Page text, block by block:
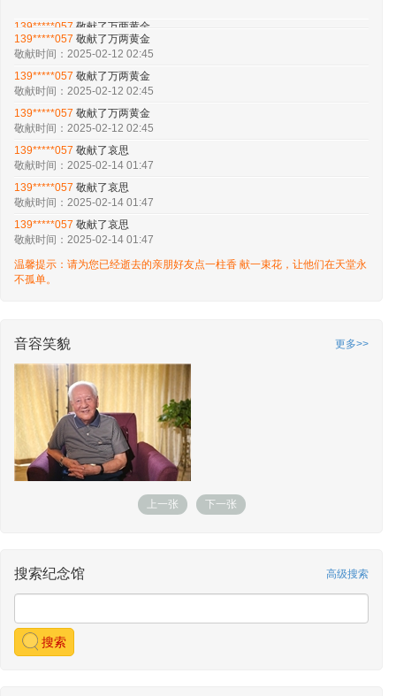
139*****057 敬献了万两黄金
敬献时间：2025-02-12 02:45
敬献时间：2025-02-12 02:45
敬献时间：2025-02-12 02:45
敬献时间：2025-02-12 02:45
敬献时间：2025-02-14 01:47
敬献时间：2025-02-14 01:47
敬献时间：2025-02-14 01:47
139*****057
敬献时间：2025-02-14 01:47
139*****057敬献了哀思
敬献时间：2025-02-14 01:47
139*****057敬献了哀思
敬献时间：2025-02-14 01:47
139*****057敬献了哀思
敬献时间：2025-02-14 01:47
139*****057敬献了哀思
敬献时间：2025-02-12 02:45
139*****057敬献了万两黄金
敬献时间：2025-02-12 02:45
139*****057
温馨提示：请为您已经逝去的亲朋好友点一柱香 献一束花，让他们在天堂永
不孤单。
音容笑貌 更多>>
上一张 下一张
搜索纪念馆 高级搜索
搜索